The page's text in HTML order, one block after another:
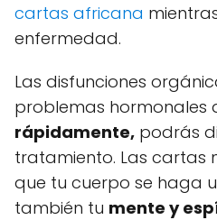
cartas africana
enfermedad.
Las disfunciones
problemas hormonales
rápidamente, podrás
tratamiento. Las cartas
que tu cuerpo se haga
también tu mente y